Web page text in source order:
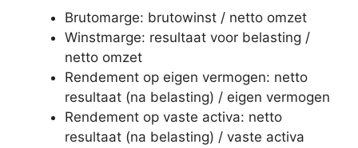
Brutomarge: brutowinst / netto omzet
Winstmarge: resultaat voor belasting /
netto omzet
Rendement op eigen vermogen: netto
resultaat (na belasting) / eigen vermogen
Rendement op vaste activa: netto
resultaat (na belasting) / vaste activa